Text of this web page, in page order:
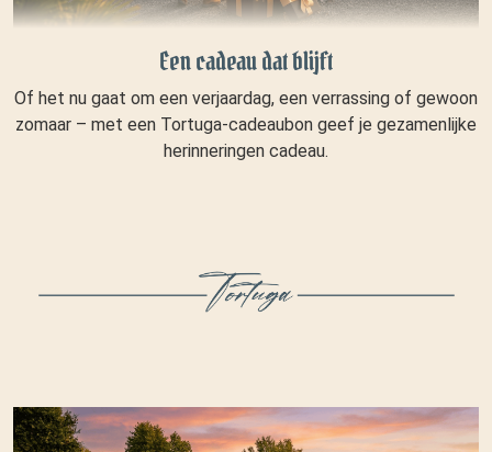
Een cadeau dat blijft
Of het nu gaat om een verjaardag, een verrassing of gewoon
zomaar – met een Tortuga-cadeaubon geef je gezamenlijke
herinneringen cadeau.